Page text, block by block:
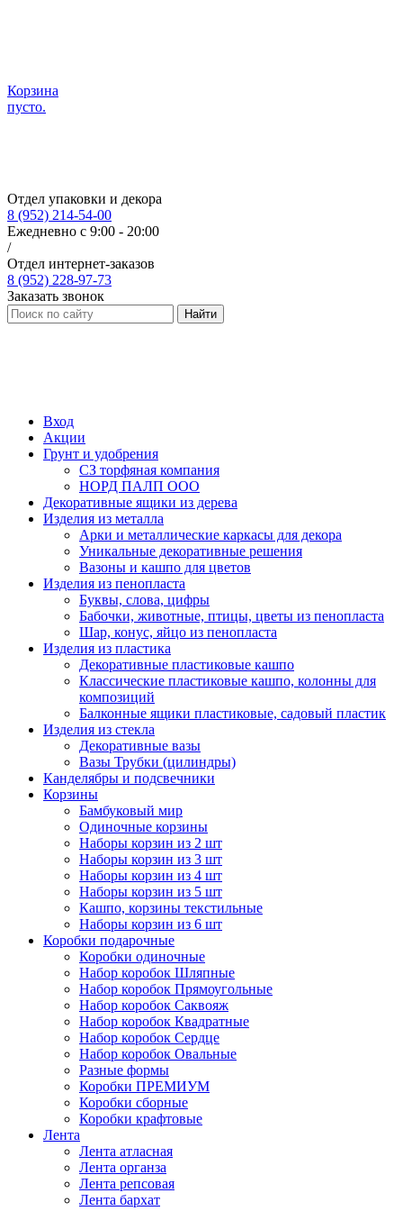
Корзина
пусто.
Отдел упаковки и декора
8 (952) 214-54-00
Ежедневно с 9:00 - 20:00
/
Отдел интернет-заказов
8 (952) 228-97-73
Заказать звонок
Найти
Вход
Акции
Грунт и удобрения
СЗ торфяная компания
НОРД ПАЛП ООО
Декоративные ящики из дерева
Изделия из металла
Арки и металлические каркасы для декора
Уникальные декоративные решения
Вазоны и кашпо для цветов
Изделия из пенопласта
Буквы, слова, цифры
Бабочки, животные, птицы, цветы из пенопласта
Шар, конус, яйцо из пенопласта
Изделия из пластика
Декоративные пластиковые кашпо
Классические пластиковые кашпо, колонны для
композиций
Балконные ящики пластиковые, садовый пластик
Изделия из стекла
Декоративные вазы
Вазы Трубки (цилиндры)
Канделябры и подсвечники
Корзины
Бамбуковый мир
Одиночные корзины
Наборы корзин из 2 шт
Наборы корзин из 3 шт
Наборы корзин из 4 шт
Наборы корзин из 5 шт
Кашпо, корзины текстильные
Наборы корзин из 6 шт
Коробки подарочные
Коробки одиночные
Набор коробок Шляпные
Набор коробок Прямоугольные
Набор коробок Саквояж
Набор коробок Квадратные
Набор коробок Сердце
Набор коробок Овальные
Разные формы
Коробки ПРЕМИУМ
Коробки сборные
Коробки крафтовые
Лента
Лента атласная
Лента органза
Лента репсовая
Лента бархат